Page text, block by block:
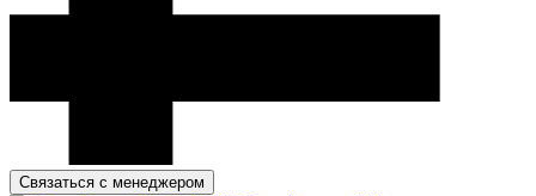
Связаться с менеджером